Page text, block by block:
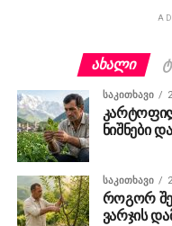
ᲐᲮᲐᲚᲘ
ᲡᲐᲙᲘᲗᲮᲐᲕᲘ
ნიშნები
ᲡᲐᲙᲘᲗᲮᲐᲕᲘ
როგორ
ვარჯის